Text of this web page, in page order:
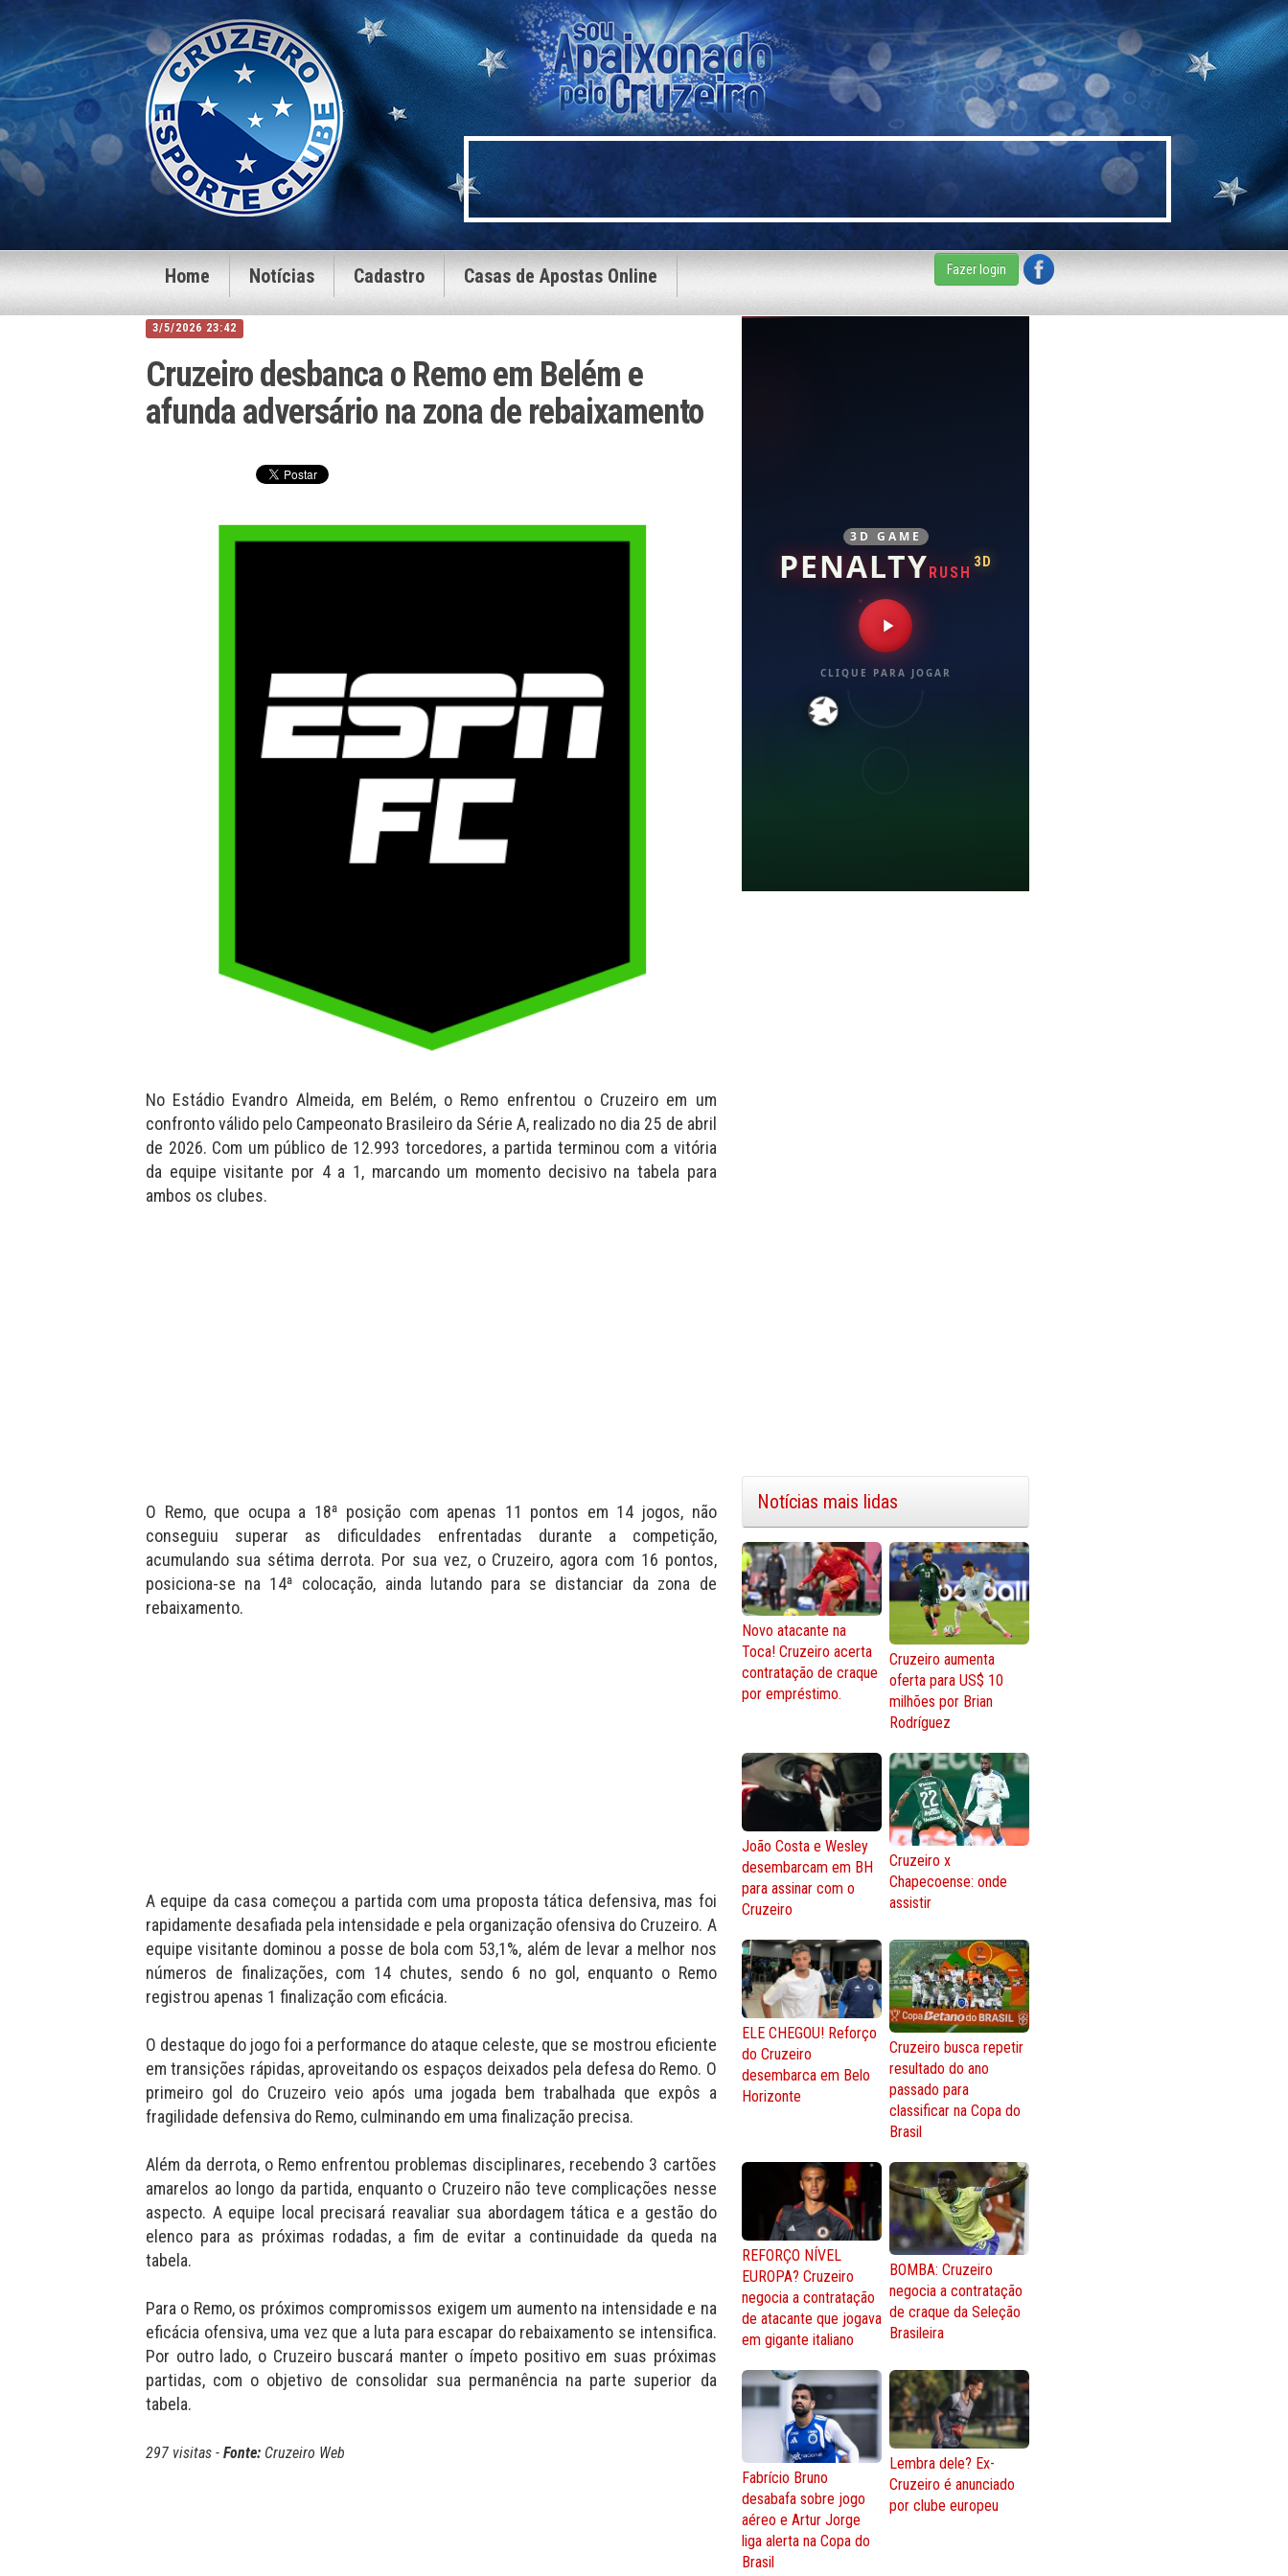
Home Notícias Cadastro Casas de Apostas Online Fazer login
3/5/2026 23:42
Cruzeiro desbanca o Remo em Belém e
afunda adversário na zona de rebaixamento
No Estádio Evandro Almeida, em Belém, o Remo enfrentou o Cruzeiro em um
confronto válido pelo Campeonato Brasileiro da Série A, realizado no dia 25 de abril
de 2026. Com um público de 12.993 torcedores, a partida terminou com a vitória
da equipe visitante por 4 a 1, marcando um momento decisivo na tabela para
ambos os clubes.
O Remo, que ocupa a 18ª posição com apenas 11 pontos em 14 jogos, não
conseguiu superar as dificuldades enfrentadas durante a competição,
acumulando sua sétima derrota. Por sua vez, o Cruzeiro, agora com 16 pontos,
posiciona-se na 14ª colocação, ainda lutando para se distanciar da zona de
rebaixamento.
A equipe da casa começou a partida com uma proposta tática defensiva, mas foi
rapidamente desafiada pela intensidade e pela organização ofensiva do Cruzeiro. A
equipe visitante dominou a posse de bola com 53,1%, além de levar a melhor nos
números de finalizações, com 14 chutes, sendo 6 no gol, enquanto o Remo
registrou apenas 1 finalização com eficácia.
O destaque do jogo foi a performance do ataque celeste, que se mostrou eficiente
em transições rápidas, aproveitando os espaços deixados pela defesa do Remo. O
primeiro gol do Cruzeiro veio após uma jogada bem trabalhada que expôs a
fragilidade defensiva do Remo, culminando em uma finalização precisa.
Além da derrota, o Remo enfrentou problemas disciplinares, recebendo 3 cartões
amarelos ao longo da partida, enquanto o Cruzeiro não teve complicações nesse
aspecto. A equipe local precisará reavaliar sua abordagem tática e a gestão do
elenco para as próximas rodadas, a fim de evitar a continuidade da queda na
tabela.
Para o Remo, os próximos compromissos exigem um aumento na intensidade e na
eficácia ofensiva, uma vez que a luta para escapar do rebaixamento se intensifica.
Por outro lado, o Cruzeiro buscará manter o ímpeto positivo em suas próximas
partidas, com o objetivo de consolidar sua permanência na parte superior da
tabela.
297 visitas - Fonte: Cruzeiro Web
3D GAME
PENALTYRUSH
3D
CLIQUE PARA JOGAR
Notícias mais lidas
Novo atacante na
Toca! Cruzeiro acerta
contratação de craque
por empréstimo.
Cruzeiro aumenta
oferta para US$ 10
milhões por Brian
Rodríguez
João Costa e Wesley
desembarcam em BH
para assinar com o
Cruzeiro
Cruzeiro x
Chapecoense: onde
assistir
ELE CHEGOU! Reforço
do Cruzeiro
desembarca em Belo
Horizonte
Cruzeiro busca repetir
resultado do ano
passado para
classificar na Copa do
Brasil
REFORÇO NÍVEL
EUROPA? Cruzeiro
negocia a contratação
de atacante que jogava
em gigante italiano
BOMBA: Cruzeiro
negocia a contratação
de craque da Seleção
Brasileira
Fabrício Bruno
desabafa sobre jogo
aéreo e Artur Jorge
liga alerta na Copa do
Brasil
Lembra dele? Ex-
Cruzeiro é anunciado
por clube europeu